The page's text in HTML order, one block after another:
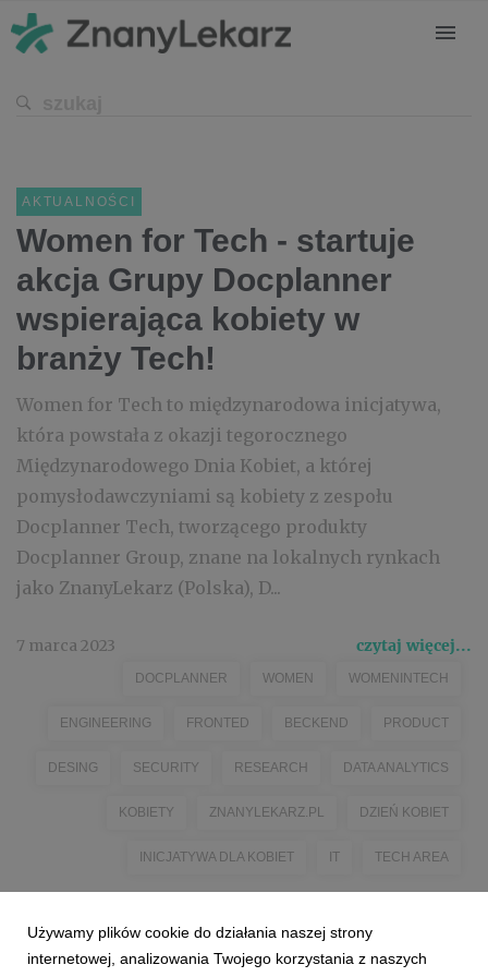
AKTUALNOŚCI
Women for Tech - startuje
akcja Grupy Docplanner
wspierająca kobiety w
branży Tech!
Women for Tech to międzynarodowa inicjatywa,
która powstała z okazji tegorocznego
Międzynarodowego Dnia Kobiet, a której
pomysłodawczyniami są kobiety z zespołu
Docplanner Tech, tworzącego produkty
Docplanner Group, znane na lokalnych rynkach
jako ZnanyLekarz (Polska), D...
7 marca 2023 czytaj więcej...
DOCPLANNER WOMEN WOMENINTECH
ENGINEERING FRONTED BECKEND PRODUCT
DESING SECURITY RESEARCH DATA ANALYTICS
KOBIETY ZNANYLEKARZ.PL DZIEŃ KOBIET
INICJATYWA DLA KOBIET IT TECH AREA
Używamy plików cookie do działania naszej strony
internetowej, analizowania Twojego korzystania z naszych